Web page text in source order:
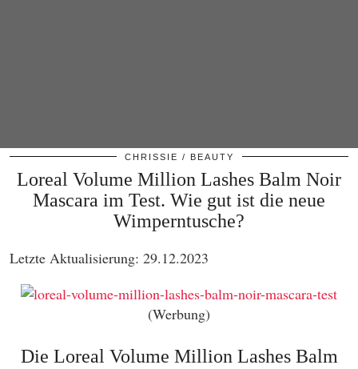
CHRISSIE BEAUTY
Loreal Volume Million Lashes Balm Noir
Mascara im Test. Wie gut ist die neue
Wimperntusche?
Letzte Aktualisierung: 29.12.2023
(Werbung)
Die Loreal Volume Million Lashes Balm